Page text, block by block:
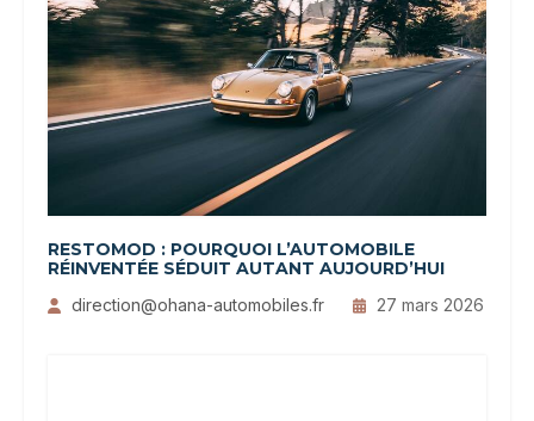
RESTOMOD : POURQUOI L’AUTOMOBILE
RÉINVENTÉE SÉDUIT AUTANT AUJOURD’HUI
direction@ohana-automobiles.fr 27 mars 2026